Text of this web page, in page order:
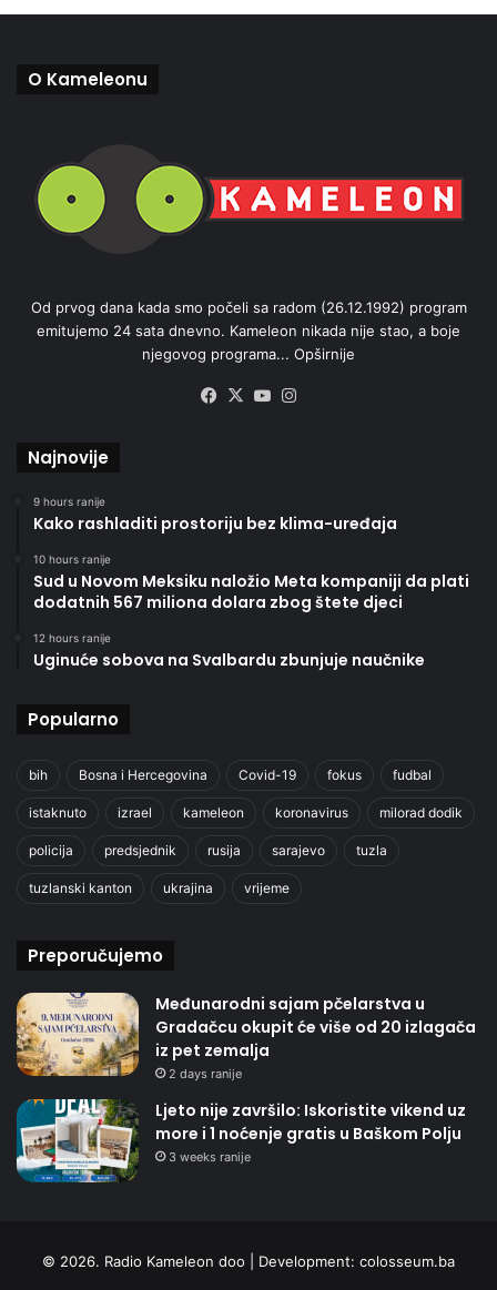
O Kameleonu
Od prvog dana kada smo počeli sa radom (26.12.1992) program
emitujemo 24 sata dnevno. Kameleon nikada nije stao, a boje
njegovog programa... Opširnije
Facebook
X YouTube
Najnovije
9 hours ranije
Kako rashladiti prostoriju bez klima-uređaja
10 hours ranije
Sud u Novom Meksiku naložio Meta kompaniji da plati
dodatnih 567 miliona dolara zbog štete djeci
12 hours ranije
Uginuće sobova na Svalbardu zbunjuje naučnike
Popularno
bih Bosna i Hercegovina Covid-19 fokus fudbal
istaknuto izrael kameleon koronavirus milorad dodik
policija predsjednik rusija sarajevo tuzla
tuzlanski kanton ukrajina vrijeme
Preporučujemo
Međunarodni sajam pčelarstva u
Gradačcu okupit će više od 20 izlagača
iz pet zemalja
2 days ranije
Ljeto nije završilo: Iskoristite vikend uz
more i 1 noćenje gratis u Baškom Polju
3 weeks ranije
© 2026. Radio Kameleon doo | Development: colosseum.ba